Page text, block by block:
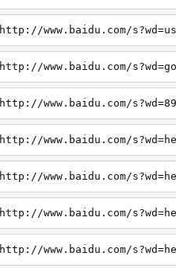
http://www.baidu.com/
http://www.baidu.com/
http://www.baidu.com/
http://www.baidu.com/
http://www.baidu.com/
http://www.baidu.com/
http://www.baidu.com/